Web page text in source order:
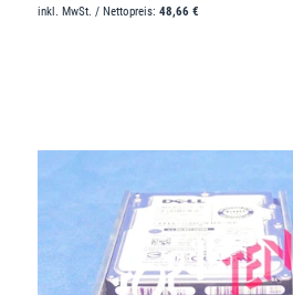
inkl. MwSt. / Nettopreis:48,66 €